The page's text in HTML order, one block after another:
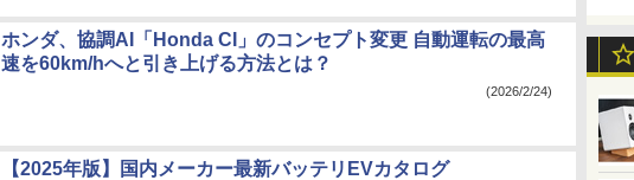
ホンダ、協調AI「Honda CI」のコンセプト変更 自動運転の最高
速を60km/hへと引き上げる方法とは？
(2026/2/24)
【2025年版】国内メーカー最新バッテリEVカタログ